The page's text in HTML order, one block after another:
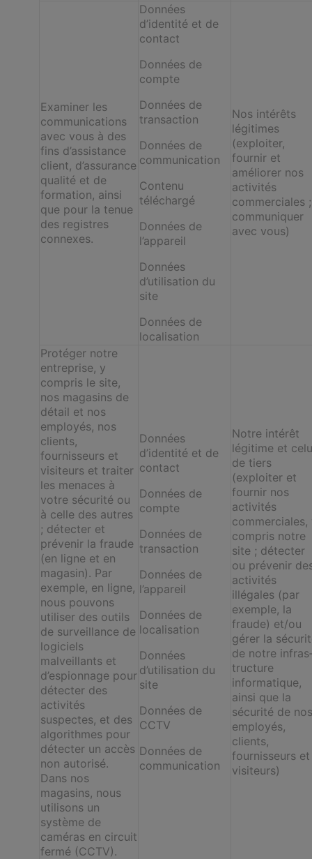
Examiner les
communications
avec vous à des
fins d’assistance
client, d’assurance
qualité et de
formation, ainsi
que pour la tenue
des registres
connexes.
Données
d’identité et de
contact
Données de
compte
Données de
transaction
Données de
communication
Contenu
téléchargé
Données de
l’appareil
Données
d’utilisation du
site
Données de
localisation
Nos intérêts
légitimes
(exploiter,
fournir et
améliorer nos
activités
commerciales ;
communiquer
avec vous)
Protéger notre
entreprise, y
compris le site,
nos magasins de
détail et nos
employés, nos
clients,
fournisseurs et
visiteurs et traiter
les menaces à
votre sécurité ou
à celle des autres
; détecter et
prévenir la fraude
(en ligne et en
magasin). Par
exemple, en ligne,
nous pouvons
utiliser des outils
de surveillance de
logiciels
malveillants et
d’espionnage pour
détecter des
activités
suspectes, et des
algorithmes pour
détecter un accès
non autorisé.
Dans nos
magasins, nous
utilisons un
système de
caméras en circuit
fermé (CCTV).
Données
d’identité et de
contact
Données de
compte
Données de
transaction
Données de
l’appareil
Données de
localisation
Données
d’utilisation du
site
Données de
CCTV
Données de
communication
Notre intérêt
légitime et
de tiers
(exploiter et
fournir nos
activités
commerciales,
compris notre
site ; détecter
ou prévenir
activités
illégales (par
exemple, la
fraude) et/ou
gérer la
de notre
tructure
informatique,
ainsi que la
sécurité de nos
employés,
clients,
fournisseurs et
visiteurs)